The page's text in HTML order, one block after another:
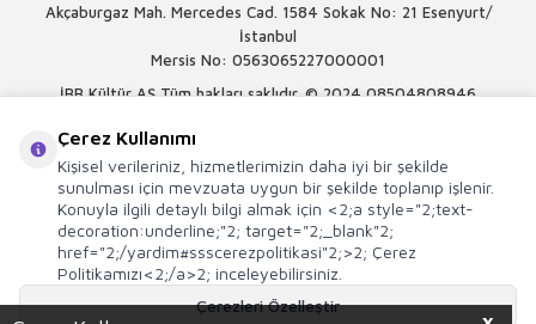
Akçaburgaz Mah. Mercedes Cad. 1584 Sokak No: 21 Esenyurt/
İstanbul
Mersis No: 0563065227000001
İBB Kültür AŞ Tüm hakları saklıdır. © 2024 08504808946
Çerez Kullanımı
Kişisel verileriniz, hizmetlerimizin daha iyi bir şekilde
sunulması için mevzuata uygun bir şekilde toplanıp işlenir.
Konuyla ilgili detaylı bilgi almak için <2;a style="2;text-
decoration:underline;"2; target="2;_blank"2;
href="2;/yardim#ssscerezpolitikasi"2;>2; Çerez
Politikamızı<2;/a>2; inceleyebilirsiniz.
Çerezleri Özelleştir